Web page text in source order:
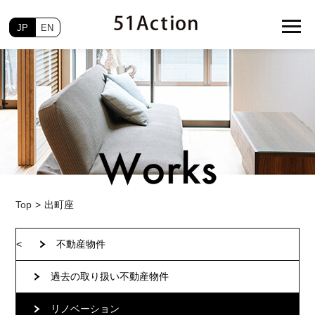
JP EN
Top 出町座
< 不動産物件
過去の取り扱い不動産物件
リノベーション